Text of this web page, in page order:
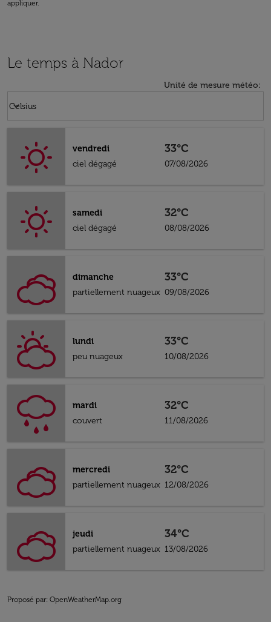
appliquer.
Le temps à Nador
Unité de mesure météo:
Celsius
keyboard_arrow_down
vendredi
ciel dégagé
33°C
07/08/2026
samedi
ciel dégagé
32°C
08/08/2026
dimanche
partiellement nuageux
33°C
09/08/2026
lundi
peu nuageux
33°C
10/08/2026
mardi
couvert
32°C
11/08/2026
mercredi
partiellement nuageux
32°C
12/08/2026
jeudi
partiellement nuageux
34°C
13/08/2026
Proposé par: OpenWeatherMap.org